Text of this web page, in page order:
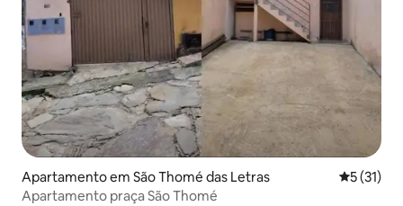
Apartamento em São Thomé das Letras
5 (31)
Apartamento praça São Thomé